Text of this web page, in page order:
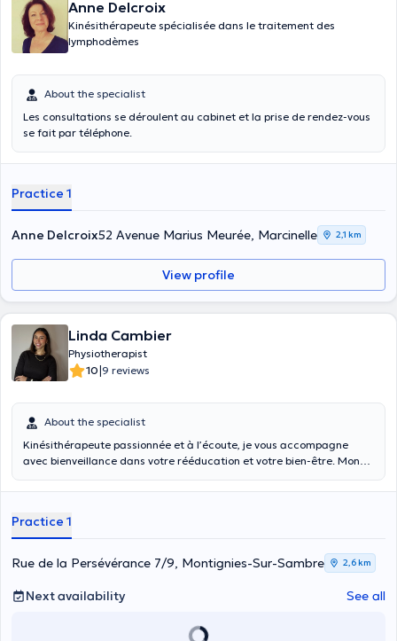
Anne Delcroix
Kinésithérapeute spécialisée dans le traitement des
lymphodèmes
About the specialist
Les consultations se déroulent au cabinet et la prise de rendez-vous
se fait par téléphone.
Practice 1
Anne Delcroix52 Avenue Marius Meurée, Marcinelle 2,1 km
View profile
Linda Cambier
Physiotherapist
10|9 reviews
About the specialist
Kinésithérapeute passionnée et à l’écoute, je vous accompagne
avec bienveillance dans votre rééducation et votre bien-être. Mon
à vos besoins et à vos objectifs.
Practice 1
Rue de la Persévérance 7/9, Montignies-Sur-Sambre 2,6 km
Next availability See all